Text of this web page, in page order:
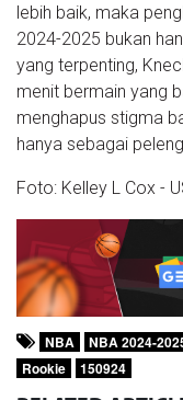
lebih baik, maka
2024-2025 bukan
yang terpenting,
menit bermain yang
menghapus stigma
hanya sebagai
Foto: Kelley L Cox -
NBA NBA 2024-
Rookie
150924